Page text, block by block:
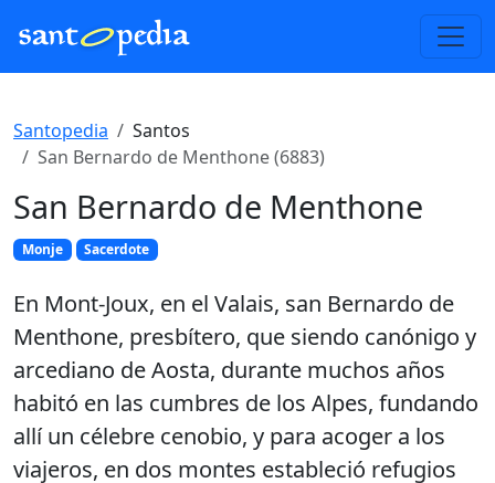
Santopedia
Santos
San Bernardo de Menthone (6883)
San Bernardo de Menthone
Monje Sacerdote
En Mont-Joux, en el Valais, san Bernardo de
Menthone, presbítero, que siendo canónigo y
arcediano de Aosta, durante muchos años
habitó en las cumbres de los Alpes, fundando
allí un célebre cenobio, y para acoger a los
viajeros, en dos montes estableció refugios